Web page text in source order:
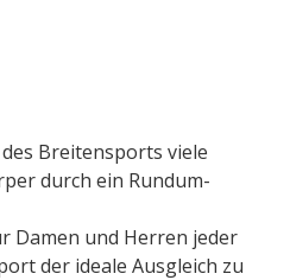
Breitensports viele
durch ein Rundum-
Damen und Herren jeder
der ideale Ausgleich zu